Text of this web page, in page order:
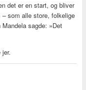
det er en start, og bliver
som alle store, folkelige
sagde: »Det